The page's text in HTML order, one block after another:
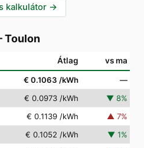
kalkulátor →
Toulon
Átlag vs ma
€ 0.1063 /kWh
—
€ 0.0973 /kWh ▼ 8%
€ 0.1139 /kWh ▲ 7%
€ 0.1052 /kWh ▼ 1%